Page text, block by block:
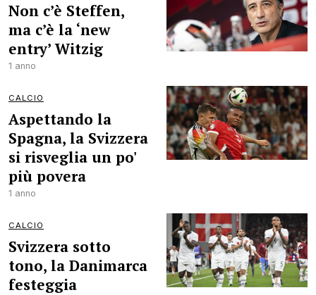
Non c’è Steffen,
ma c’è la ‘new
entry’ Witzig
1 anno
CALCIO
Aspettando la
Spagna, la Svizzera
si risveglia un po'
più povera
1 anno
CALCIO
Svizzera sotto
tono, la Danimarca
festeggia